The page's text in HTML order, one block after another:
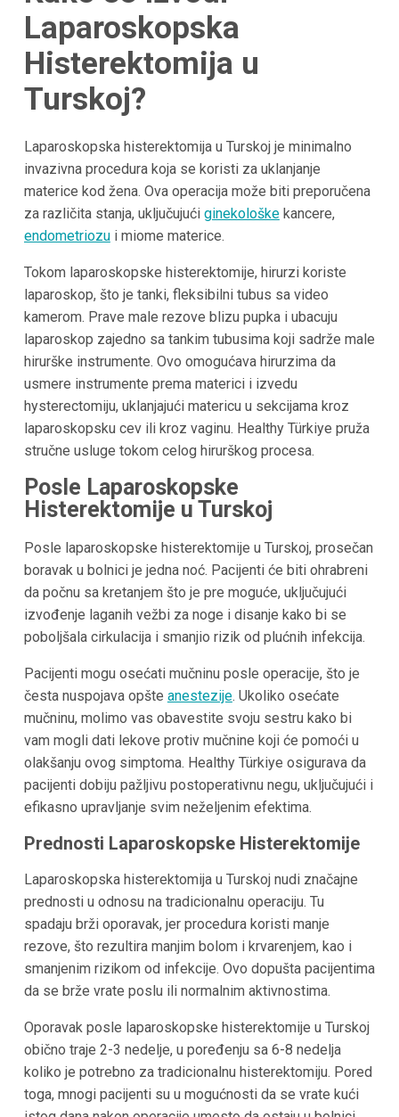
Laparoskopska
Histerektomija u
Turskoj?
Laparoskopska histerektomija u Turskoj je minimalno
invazivna procedura koja se koristi za uklanjanje
materice kod žena. Ova operacija može biti preporučena
za različita stanja, uključujući ginekološkekancere,
endometriozui miome materice.
Tokom laparoskopske histerektomije, hirurzi koriste
laparoskop, što je tanki, fleksibilni tubus sa video
kamerom. Prave male rezove blizu pupka i ubacuju
laparoskop zajedno sa tankim tubusima koji sadrže male
hirurške instrumente. Ovo omogućava hirurzima da
usmere instrumente prema materici i izvedu
hysterectomiju, uklanjajući matericu u sekcijama kroz
laparoskopsku cev ili kroz vaginu. Healthy Türkiye pruža
stručne usluge tokom celog hirurškog procesa.
Posle Laparoskopske
Histerektomije u Turskoj
Posle laparoskopske histerektomije u Turskoj, prosečan
boravak u bolnici je jedna noć. Pacijenti će biti ohrabreni
da počnu sa kretanjem što je pre moguće, uključujući
izvođenje laganih vežbi za noge i disanje kako bi se
poboljšala cirkulacija i smanjio rizik od plućnih infekcija.
Pacijenti mogu osećati mučninu posle operacije, što je
česta nuspojava opšte anestezije. Ukoliko osećate
mučninu, molimo vas obavestite svoju sestru kako bi
vam mogli dati lekove protiv mučnine koji će pomoći u
olakšanju ovog simptoma. Healthy Türkiye osigurava da
pacijenti dobiju pažljivu postoperativnu negu, uključujući i
efikasno upravljanje svim neželjenim efektima.
Prednosti Laparoskopske Histerektomije
Laparoskopska histerektomija u Turskoj nudi značajne
prednosti u odnosu na tradicionalnu operaciju. Tu
spadaju brži oporavak, jer procedura koristi manje
rezove, što rezultira manjim bolom i krvarenjem, kao i
smanjenim rizikom od infekcije. Ovo dopušta pacijentima
da se brže vrate poslu ili normalnim aktivnostima.
Oporavak posle laparoskopske histerektomije u Turskoj
obično traje 2-3 nedelje, u poređenju sa 6-8 nedelja
koliko je potrebno za tradicionalnu histerektomiju. Pored
toga, mnogi pacijenti su u mogućnosti da se vrate kući